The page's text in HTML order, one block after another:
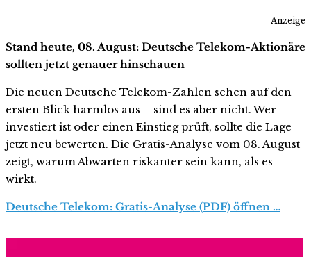
Anzeige
Stand heute, 08. August: Deutsche Telekom-Aktionäre
sollten jetzt genauer hinschauen
Die neuen Deutsche Telekom-Zahlen sehen auf den
ersten Blick harmlos aus – sind es aber nicht. Wer
investiert ist oder einen Einstieg prüft, sollte die Lage
jetzt neu bewerten. Die Gratis-Analyse vom 08. August
zeigt, warum Abwarten riskanter sein kann, als es
wirkt.
Deutsche Telekom: Gratis-Analyse (PDF) öffnen …